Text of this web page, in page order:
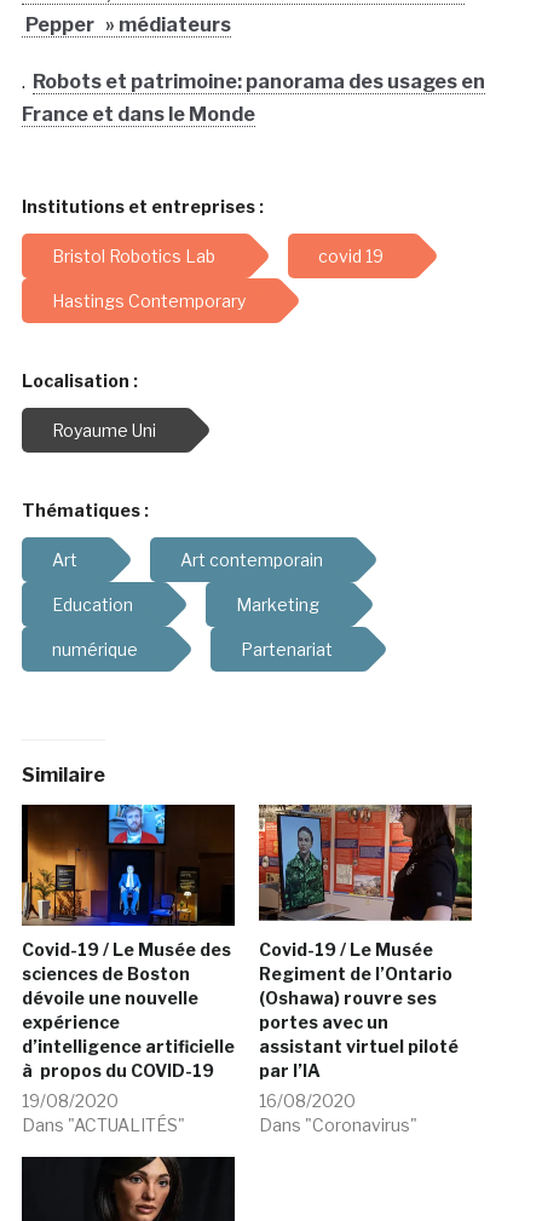
Pepper » médiateurs
. Robots et patrimoine: panorama des usages en
France et dans le Monde
Institutions et entreprises :
Bristol Robotics Lab covid 19
Hastings Contemporary
Localisation :
Royaume Uni
Thématiques :
Art Art contemporain
Education Marketing
numérique Partenariat
Similaire
Covid-19 / Le Musée des
sciences de Boston
dévoile une nouvelle
expérience
d’intelligence artificielle
à propos du COVID-19
19/08/2020
Dans "ACTUALITÉS"
Covid-19 / Le Musée
Regiment de l’Ontario
(Oshawa) rouvre ses
portes avec un
assistant virtuel piloté
par l’IA
16/08/2020
Dans "Coronavirus"